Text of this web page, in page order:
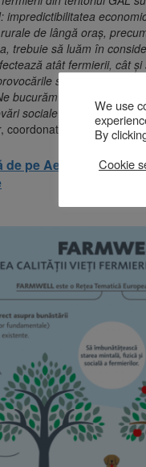
impredictibilitatea
de lângă oraș,
trebuie să luăm în
atât fermierii, cât
sociale urgente
bucurăm că prin proiectul
sociale ce pot fi
coordonator GAL Ținutul
de pe Aeroportul
We use
By
Cookie